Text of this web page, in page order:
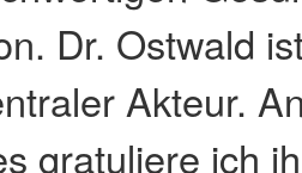
Dr. Ostwald
Akteur.
gratuliere ich